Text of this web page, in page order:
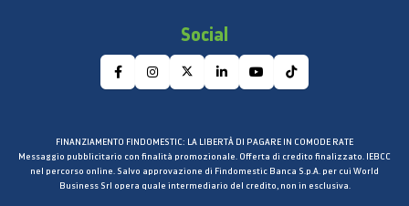
Social
FINANZIAMENTO FINDOMESTIC: LA LIBERTÀ DI PAGARE IN COMODE RATE
Messaggio pubblicitario con finalità promozionale. Offerta di credito finalizzato. IEBCC
nel percorso online. Salvo approvazione di Findomestic Banca S.p.A. per cui World
Business Srl opera quale intermediario del credito, non in esclusiva.